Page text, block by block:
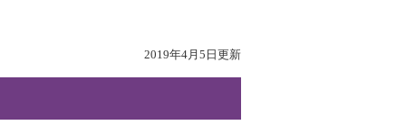
2019年4月5日更新